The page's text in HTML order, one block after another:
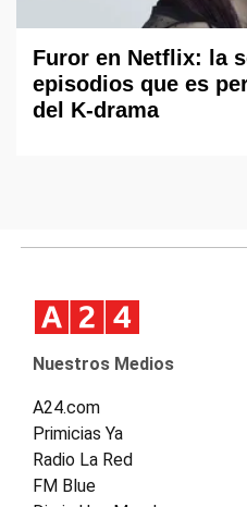
Furor en Netflix: la
episodios que es
del K-drama
Nuestros Medios
A24.com
Primicias Ya
Radio La Red
FM Blue